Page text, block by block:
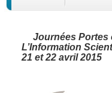
Journées Portes
L’Information
21 et 22 avril 2015